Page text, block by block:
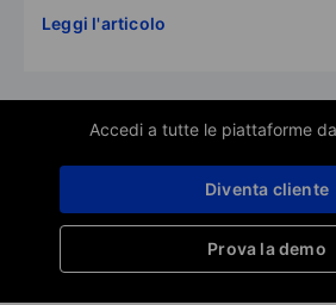
Leggi l'articolo
Accedi a tutte le piattaforme
Prova la demo
Diventa cliente